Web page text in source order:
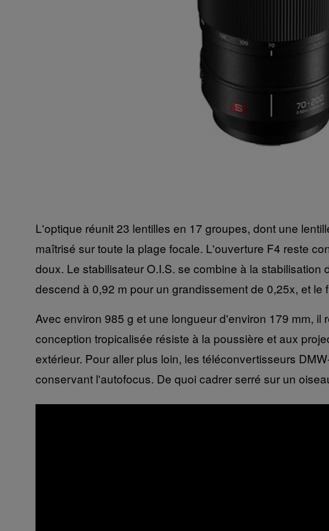
L'optique réunit 23 lentilles en 17 groupes, dont une
maîtrisé sur toute la plage focale. L'ouverture F4 reste
doux. Le stabilisateur O.I.S. se combine à la
descend à 0,92 m pour un grandissement de 0,25x, et
Avec environ 985 g et une longueur d'environ 179 mm,
conception tropicalisée résiste à la poussière et aux
extérieur. Pour aller plus loin, les téléconvertisseurs
conservant l'autofocus. De quoi cadrer serré sur un